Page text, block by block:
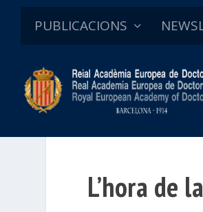
PUBLICACIONS
L’hora de